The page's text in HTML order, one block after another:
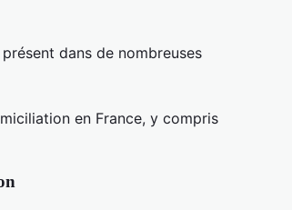
dans de nombreuses
en France, y compris